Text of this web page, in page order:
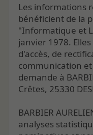
Les informations
bénéficient de la
"Informatique et
janvier 1978.
d'accès, de
communication
demande à
Crêtes, 25330
BARBIER
analyses